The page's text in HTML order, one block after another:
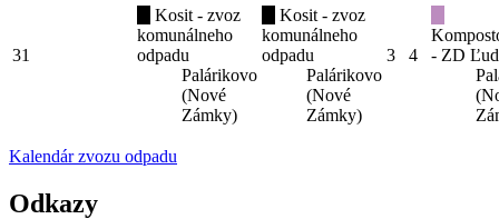
31
Kosit - zvoz
komunálneho
odpadu
Palárikovo
(Nové
Zámky)
Kosit - zvoz
komunálneho
odpadu
Palárikovo
(Nové
Zámky)
3 4
- ZD
Kalendár zvozu odpadu
Odkazy